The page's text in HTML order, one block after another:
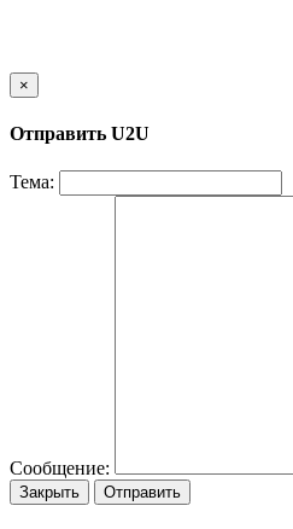
×
Отправить U2U
Тема:
Сообщение:
Закрыть Отправить